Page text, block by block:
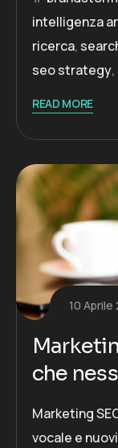
intelligenza
ricerca,
seo strategy,
READ MORE
10 Aprile
che
Marketing
vocale e